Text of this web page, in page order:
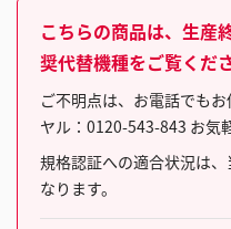
こちらの商品は、生産
奨代替機種をご覧くだ
ご不明点は、お電話でも
ヤル：0120-543-843 お気
規格認証への適合状況は
なります。